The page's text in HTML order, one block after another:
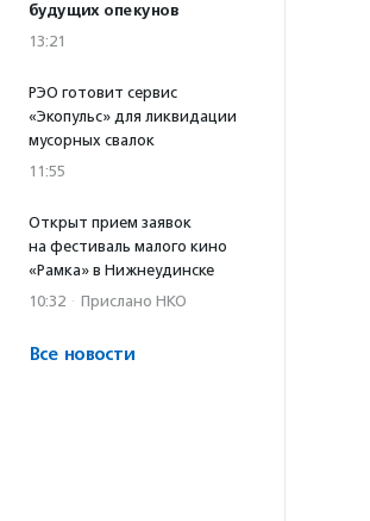
будущих опекунов
13:21
РЭО готовит сервис
«Экопульс» для ликвидации
мусорных свалок
11:55
Открыт прием заявок
на фестиваль малого кино
«Рамка» в Нижнеудинске
10:32 · Прислано НКО
Все новости